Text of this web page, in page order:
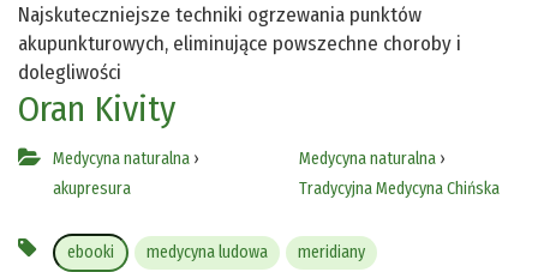
Najskuteczniejsze techniki ogrzewania punktów
akupunkturowych, eliminujące powszechne choroby i
dolegliwości
Oran Kivity
Medycyna naturalna ›
akupresura
Medycyna naturalna›
Tradycyjna Medycyna Chińska
ebooki medycyna ludowa meridiany